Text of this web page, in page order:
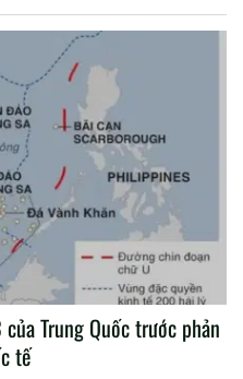
Trung Quốc trước phản
tế